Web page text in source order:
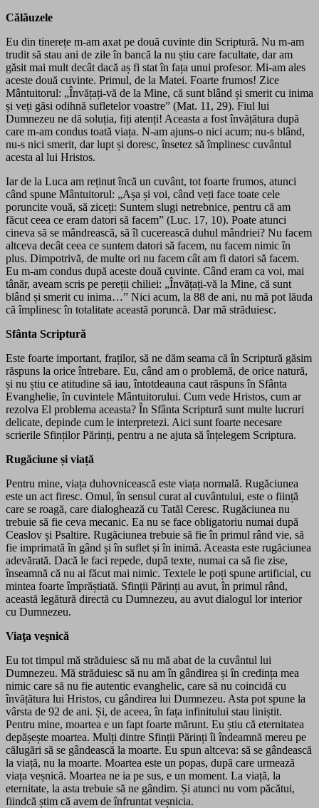
Călăuzele
Eu din tinerețe m-am axat pe două cuvinte din Scriptură. Nu m-am
trudit să stau ani de zile în bancă la nu știu care facultate, dar am
găsit mai mult decât dacă aș fi stat în fața unui profesor. Mi-am ales
aceste două cuvinte. Primul, de la Matei. Foarte frumos! Zice
Mântuitorul: „Învățați-vă de la Mine, că sunt blând și smerit cu inima
și veți găsi odihnă sufletelor voastre” (Mat. 11, 29). Fiul lui
Dumnezeu ne dă soluția, fiți atenți! Aceasta a fost învățătura după
care m-am condus toată viața. N-am ajuns-o nici acum; nu-s blând,
nu-s nici smerit, dar lupt și doresc, însetez să împlinesc cuvântul
acesta al lui Hristos.
Iar de la Luca am reținut încă un cuvânt, tot foarte frumos, atunci
când spune Mântuitorul: „Așa și voi, când veți face toate cele
poruncite vouă, să ziceți: Suntem slugi netrebnice, pentru că am
făcut ceea ce eram datori să facem” (Luc. 17, 10). Poate atunci
cineva să se mândrească, să îl cucerească duhul mândriei? Nu facem
altceva decât ceea ce suntem datori să facem, nu facem nimic în
plus. Dimpotrivă, de multe ori nu facem cât am fi datori să facem.
Eu m-am condus după aceste două cuvinte. Când eram ca voi, mai
tânăr, aveam scris pe pereții chiliei: „Învățați-vă la Mine, că sunt
blând și smerit cu inima…” Nici acum, la 88 de ani, nu mă pot lăuda
că împlinesc în totalitate această poruncă. Dar mă străduiesc.
Sfânta Scriptură
Este foarte important, fraților, să ne dăm seama că în Scriptură găsim
răspuns la orice întrebare. Eu, când am o problemă, de orice natură,
și nu știu ce atitudine să iau, întotdeauna caut răspuns în Sfânta
Evanghelie, în cuvintele Mântuitorului. Cum vede Hristos, cum ar
rezolva El problema aceasta? În Sfânta Scriptură sunt multe lucruri
delicate, depinde cum le interpretezi. Aici sunt foarte necesare
scrierile Sfinților Părinți, pentru a ne ajuta să înțelegem Scriptura.
Rugăciune și viață
Pentru mine, viața duhovnicească este viața normală. Rugăciunea
este un act firesc. Omul, în sensul curat al cuvântului, este o ființă
care se roagă, care dialoghează cu Tatăl Ceresc. Rugăciunea nu
trebuie să fie ceva mecanic. Ea nu se face obligatoriu numai după
Ceaslov și Psaltire. Rugăciunea trebuie să fie în primul rând vie, să
fie imprimată în gând și în suflet și în inimă. Aceasta este rugăciunea
adevărată. Dacă le faci repede, după texte, numai ca să fie zise,
înseamnă că nu ai făcut mai nimic. Textele le poți spune artificial, cu
mintea foarte împrăștiată. Sfinții Părinți au avut, în primul rând,
această legătură directă cu Dumnezeu, au avut dialogul lor interior
cu Dumnezeu.
Viaţa veşnică
Eu tot timpul mă străduiesc să nu mă abat de la cuvântul lui
Dumnezeu. Mă străduiesc să nu am în gândirea și în credința mea
nimic care să nu fie autentic evanghelic, care să nu coincidă cu
învățătura lui Hristos, cu gândirea lui Dumnezeu. Asta pot spune la
vârsta de 92 de ani. Și, de aceea, în fața infinitului stau liniștit.
Pentru mine, moartea e un fapt foarte mărunt. Eu știu că eternitatea
depășește moartea. Mulți dintre Sfinții Părinți îi îndeamnă mereu pe
călugări să se gândească la moarte. Eu spun altceva: să se gândească
la viață, nu la moarte. Moartea este un popas, după care urmează
viața veșnică. Moartea ne ia pe sus, e un moment. La viață, la
eternitate, la asta trebuie să ne gândim. Și atunci nu vom păcătui,
fiindcă știm că avem de înfruntat veșnicia.